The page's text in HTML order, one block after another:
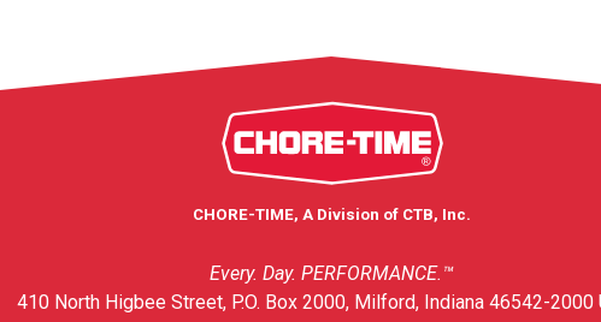
CHORE-TIME, A Division of CTB, Inc.
Every. Day. PERFORMANCE.™
410 North Higbee Street, P.O. Box 2000, Milford, Indiana 46542-2000